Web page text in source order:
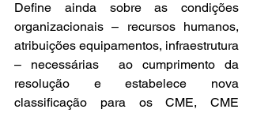
Define ainda sobre as condições
organizacionais – recursos humanos,
atribuições equipamentos, infraestrutura
– necessárias  ao cumprimento da
resolução e estabelece nova
classificação para os CME, CME